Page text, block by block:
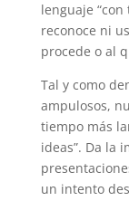
lenguaje
reconoce ni
procede o al
Tal y como
ampulosos,
tiempo más
ideas”. Da la
un intento